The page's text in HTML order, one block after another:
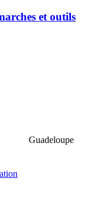
et outils
Guadeloupe